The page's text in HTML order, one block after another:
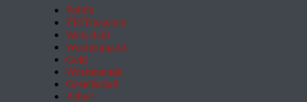
Politik
ZEITmagazin
Wirtschaft
Wochenmarkt
Geld
Wochenende
Gesellschaft
Arbeit